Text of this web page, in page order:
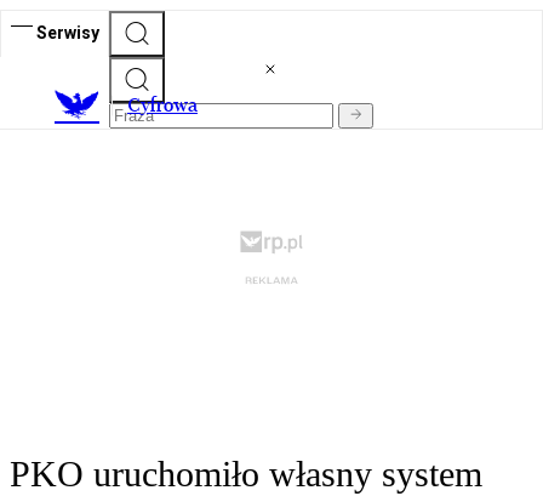
Serwisy
Cyfrowa
PKO uruchomiło własny system